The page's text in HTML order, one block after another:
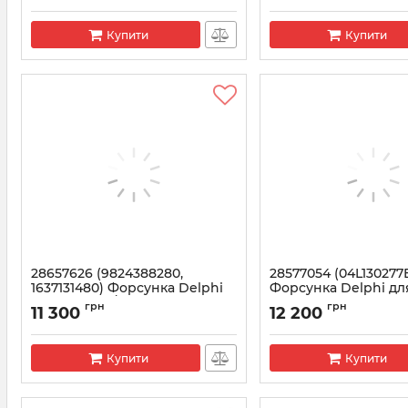
Купити Купити
28657626 (9824388280,
1637131480) Форсунка Delphi
для Citroen / Peugeot 2.2
BlueHDi
Артикул: 28657626
11 300 грн
Купити
28577054
Форсунка Delphi
Seat, Skoda,
1.6 TDI
Артикул: 28577054
12 200 грн
Купити